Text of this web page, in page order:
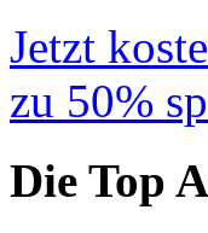
Jetzt
zu 50%
Die Top